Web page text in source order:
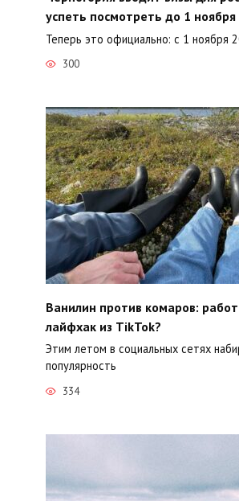
успеть посмотреть до 1 ноября
Теперь это официально: с 1 ноября
300
Ванилин против комаров:
лайфхак из TikTok?
Этим летом в социальных сетях
популярность
334